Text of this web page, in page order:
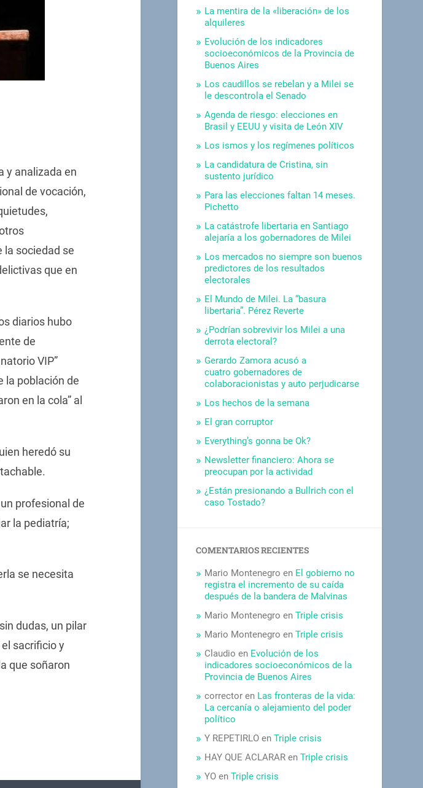
y analizada en
de vocación,
la sociedad se
que en
diarios hubo
de
VIP”
la población de
en la cola” al
heredó su
profesional de
la pediatría;
se necesita
dudas, un pilar
sacrificio y
que soñaron
La mentira de la «liberación» de los
alquileres
Evolución de los indicadores
socioeconómicos de la Provincia de
Buenos Aires
Los caudillos se rebelan y a Milei se
le descontrola el Senado
Agenda de riesgo: elecciones en
Brasil y EEUU y visita de León XIV
Los ismos y los regímenes políticos
La candidatura de Cristina, sin
sustento jurídico
Para las elecciones faltan 14 meses.
Pichetto
La catástrofe libertaria en Santiago
alejaría a los gobernadores de Milei
Los mercados no siempre son buenos
predictores de los resultados
electorales
El Mundo de Milei. La “basura
libertaria”. Pérez Reverte
¿Podrían sobrevivir los Milei a una
derrota electoral?
Gerardo Zamora acusó a
cuatro gobernadores de
colaboracionistas y auto perjudicarse
Los hechos de la semana
El gran corruptor
Everything’s gonna be Ok?
Newsletter financiero: Ahora se
preocupan por la actividad
¿Están presionando a Bullrich con el
caso Tostado?
COMENTARIOS RECIENTES
Mario Montenegro en El gobierno no
registra el incremento de su caída
después de la bandera de Malvinas
Mario Montenegro enTriple crisis
Mario Montenegro enTriple crisis
Claudio en Evolución de los
indicadores socioeconómicos de la
Provincia de Buenos Aires
corrector en Las fronteras de la vida:
La cercanía o alejamiento del poder
político
Y REPETIRLO enTriple crisis
HAY QUE ACLARAR enTriple crisis
YO enTriple crisis